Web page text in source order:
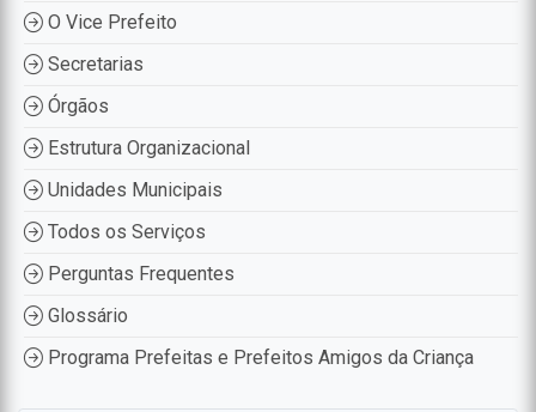
O Vice Prefeito
Secretarias
Órgãos
Estrutura Organizacional
Unidades Municipais
Todos os Serviços
Perguntas Frequentes
Glossário
Programa Prefeitas e Prefeitos Amigos da Criança